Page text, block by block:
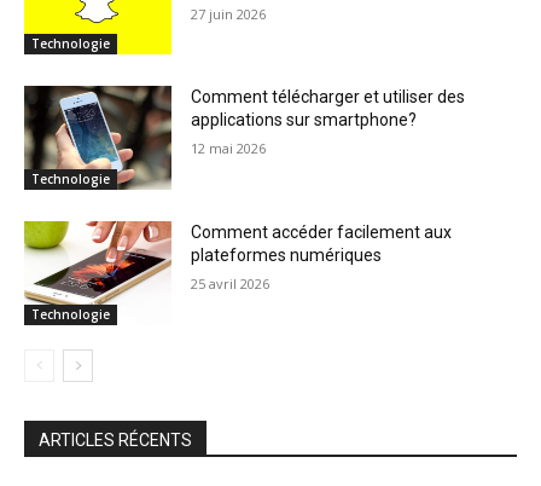
Technologie
27 juin 2026
Technologie
Comment télécharger et utiliser des
applications sur smartphone?
12 mai 2026
Technologie
Comment accéder facilement aux
plateformes numériques
25 avril 2026
ARTICLES RÉCENTS